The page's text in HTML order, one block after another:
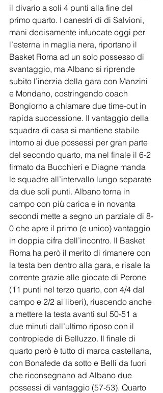
il divario a soli 4 punti alla fine del
primo quarto. I canestri di di Salvioni,
mani decisamente infuocate oggi per
l’esterna in maglia nera, riportano il
Basket Roma ad un solo possesso di
svantaggio, ma Albano si riprende
subito l’inerzia della gara con Manzini
e Mondano, costringendo coach
Bongiorno a chiamare due time-out in
rapida successione. Il vantaggio della
squadra di casa si mantiene stabile
intorno ai due possessi per gran parte
del secondo quarto, ma nel finale il 6-2
firmato da Bucchieri e Diagne manda
le squadre all’intervallo lungo separate
da due soli punti. Albano torna in
campo con più carica e in novanta
secondi mette a segno un parziale di 8-
0 che apre il primo (e unico) vantaggio
in doppia cifra dell’incontro. Il Basket
Roma ha però il merito di rimanere con
la testa ben dentro alla gara, e risale la
corrente grazie alle giocate di Perone
(11 punti nel terzo quarto, con 4/4 dal
campo e 2/2 ai liberi), riuscendo anche
a mettere la testa avanti sul 50-51 a
due minuti dall’ultimo riposo con il
contropiede di Belluzzo. Il finale di
quarto però è tutto di marca castellana,
con Bonafede da sotto e Belli da fuori
che riconsegnano ad Albano due
possessi di vantaggio (57-53). Quarto